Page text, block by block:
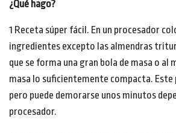
¿Qué hago?
1 Receta súper fácil. En un procesador
ingredientes excepto las almendras
que se forma una gran bola de masa o al
masa lo suficientemente compacta.
pero puede demorarse unos minutos
procesador.